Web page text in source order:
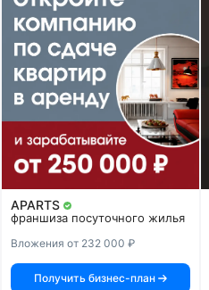
APARTS
франшиза посуточного жилья
Вложения от 232 000 ₽
Получить бизнес-план